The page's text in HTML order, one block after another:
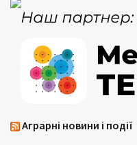
Аграрні новини і події